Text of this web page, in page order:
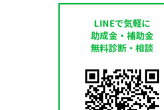
LINEで気軽に
助成金・補助金
無料診断・相談